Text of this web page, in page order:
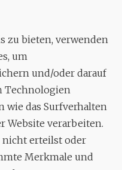
zu bieten, verwenden
um
und/oder darauf
Technologien
wie das Surfverhalten
Website verarbeiten.
nicht erteilst oder
Merkmale und
18
Leiter:
23 57 1